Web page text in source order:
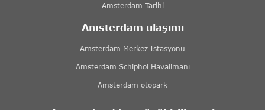
Amsterdam Tarihi
Amsterdam ulaşımı
Amsterdam Merkez İstasyonu
Amsterdam Schiphol Havalimanı
Amsterdam otopark